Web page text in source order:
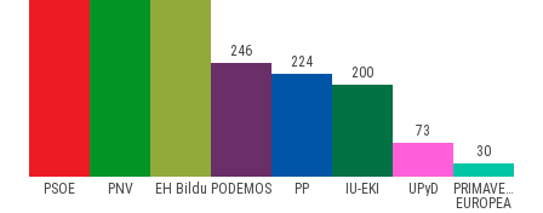
PSOE PNV EH Bildu PODEMOS PP IU-EKI UPyD
PRIMAVERA
EUROPEA
246
224
200
73
30